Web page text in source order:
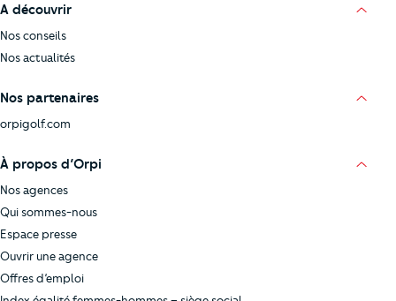
A découvrir
Nos conseils
Nos actualités
Nos partenaires
orpigolf.com
À propos d’Orpi
Nos agences
Qui sommes-nous
Espace presse
Ouvrir une agence
Offres d’emploi